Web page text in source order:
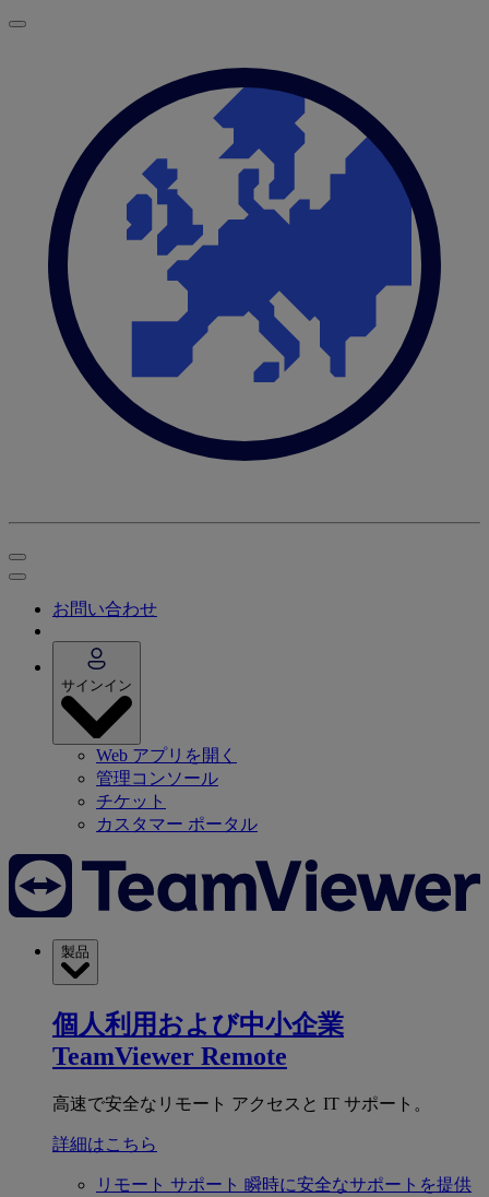
お問い合わせ
サインイン
Web アプリを開く
管理コンソール
チケット
カスタマー ポータル
製品
個人利用および中小企業
TeamViewer Remote
高速で安全なリモート アクセスと IT サポート。
詳細はこちら
リモート サポート 瞬時に安全なサポートを提供